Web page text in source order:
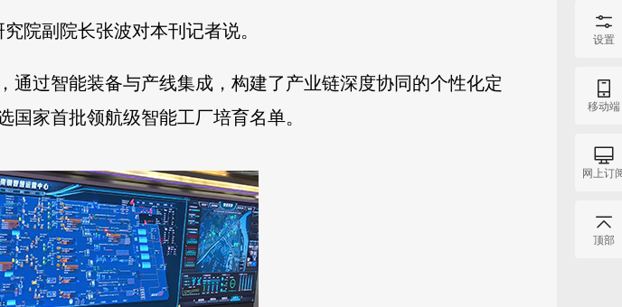
院副院长张波对本刊记者说。
过智能装备与产线集成，构建了产业链深度协同的个性化定
家首批领航级智能工厂培育名单。
设置
移动端
网上订
顶部